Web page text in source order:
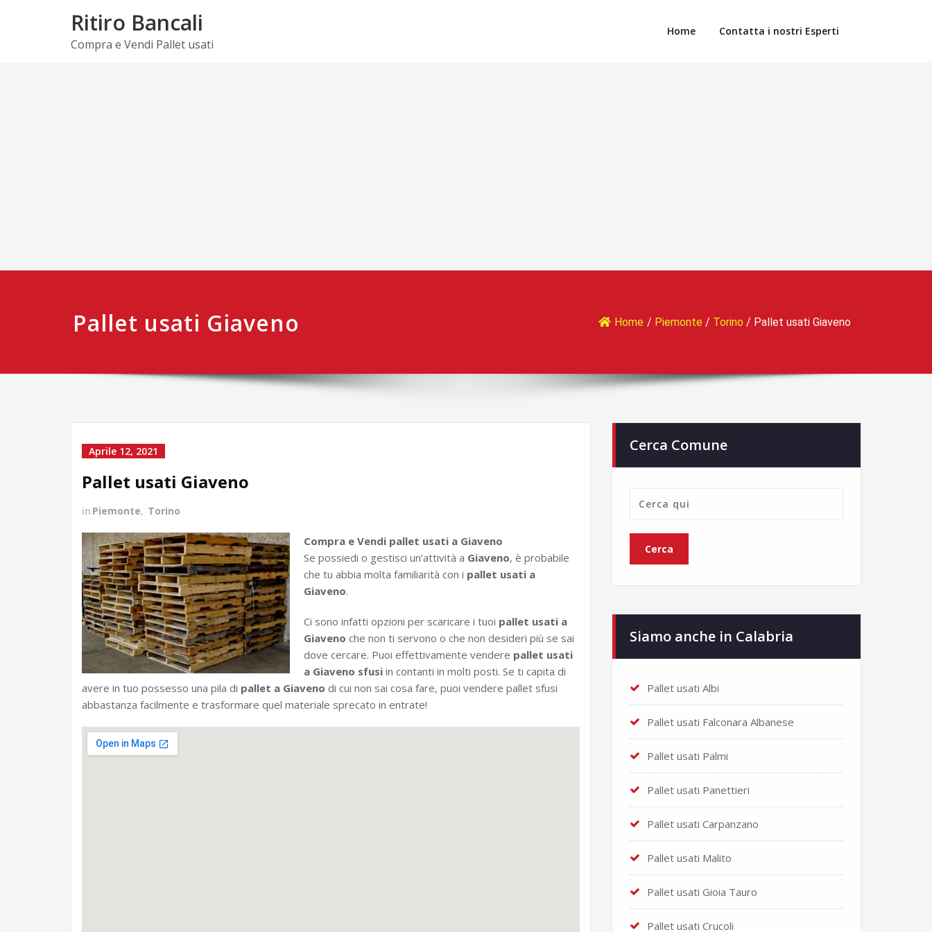
Ritiro Bancali
Compra e Vendi Pallet usati
Home Contatta i nostri Esperti
Pallet usati Giaveno Home / Piemonte / Torino / Pallet usati Giaveno
Aprile 12, 2021
Pallet usati Giaveno
in Piemonte, Torino
Compra e Vendi pallet usati a Giaveno
Se possiedi o gestisci un’attività a Giaveno, è probabile
che tu abbia molta familiarità con i pallet usati a
Giaveno.
Ci sono infatti opzioni per scaricare i tuoi pallet usati a
Giaveno che non ti servono o che non desideri più se sai
dove cercare. Puoi effettivamente vendere pallet usati
a Giaveno sfusi in contanti in molti posti. Se ti capita di
avere in tuo possesso una pila di pallet a Giaveno di cui non sai cosa fare, puoi vendere pallet sfusi
abbastanza facilmente e trasformare quel materiale sprecato in entrate!
Cerca Comune
Siamo anche in Calabria
Pallet usati Albi
Pallet usati Falconara Albanese
Pallet usati Palmi
Pallet usati Panettieri
Pallet usati Carpanzano
Pallet usati Malito
Pallet usati Gioia Tauro
Pallet usati Crucoli